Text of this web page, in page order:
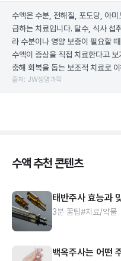
수액은 수분, 전해질, 포도당, 아
급하는 치료입니다. 탈수, 식사 섭
라 수분이나 영양 보충이 필요할
수액이 증상을 직접 치료한다고
충해 회복을 돕는 보조적 치료로
출처: JW생명과학
수액 추천 콘텐츠
태반주사 효능과
3분 꿀팁#치료/약물
백옥주사는 어떤